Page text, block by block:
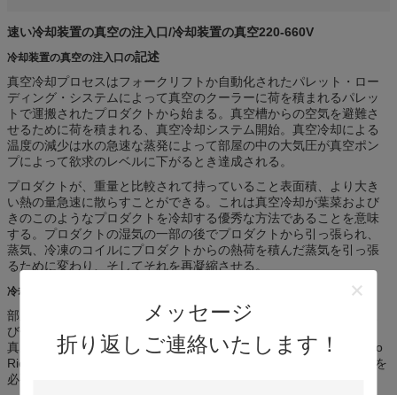
メッセージ
折り返しご連絡いたします！
速い冷却装置の真空の注入口/冷却装置の真空220-660V
冷却装置の真空の注入口の記述
真空冷却プロセスはフォークリフトか自動化されたパレット・ロー
ディング・システムによって真空のクーラーに荷を積まれるパレッ
トで運搬されたプロダクトから始まる。真空槽からの空気を避難さ
せるために荷を積まれる、真空冷却システム開始。真空冷却による
温度の減少は水の急速な蒸発によって部屋の中の大気圧が真空ポン
プによって欲求のレベルに下がるとき達成される。
プロダクトが、重量と比較されて持っていること表面積、より大き
い熱の量急速に散らすことができる。これは真空冷却が葉菜および
きのこのようなプロダクトを冷却する優秀な方法であることを意味
する。プロダクトの湿気の一部の後でプロダクトから引っ張られ、
蒸気、冷凍のコイルにプロダクトからの熱荷を積んだ蒸気を引っ張
るために変わり、そしてそれを再凝縮させる。
冷却装置の真空の注入口の
部屋のサイズはあなたが同時に冷却したいと思うパレットの量およ
び個々の次元によって定義される。部屋のサイズは使用されるべき
真空ポンプの数を決定する。真空のために私達は主導株およびElmo
Rietchleのポンプを使用している。これらのポンプはほとんど維持を
必要としないし、信頼でき、そして少しだけ騒音を作る。